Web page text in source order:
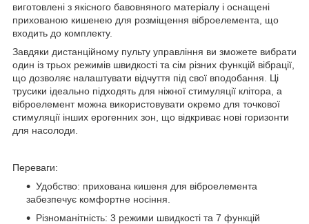
виготовлені з якісного бавовняного матеріалу і оснащені
прихованою кишенею для розміщення віброелемента, що
входить до комплекту.
Завдяки дистанційному пульту управління ви зможете вибрати
один із трьох режимів швидкості та сім різних функцій вібрації,
що дозволяє налаштувати відчуття під свої вподобання. Ці
трусики ідеально підходять для ніжної стимуляції клітора, а
віброелемент можна використовувати окремо для точкової
стимуляції інших ерогенних зон, що відкриває нові горизонти
для насолоди.
Переваги:
Удобство: прихована кишеня для віброелемента
забезпечує комфортне носіння.
Різноманітність: 3 режими швидкості та 7 функцій